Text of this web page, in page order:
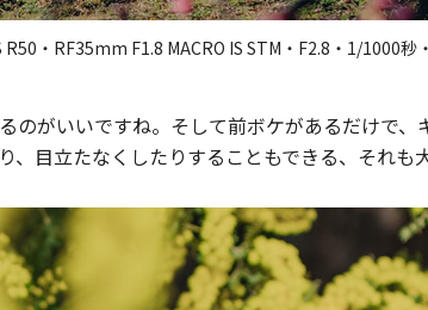
R50・RF35mm F1.8 MACRO IS STM・F2.8・1/1000秒
のがいいですね。そして前ボケがあるだけで
目立たなくしたりすることもできる、それも